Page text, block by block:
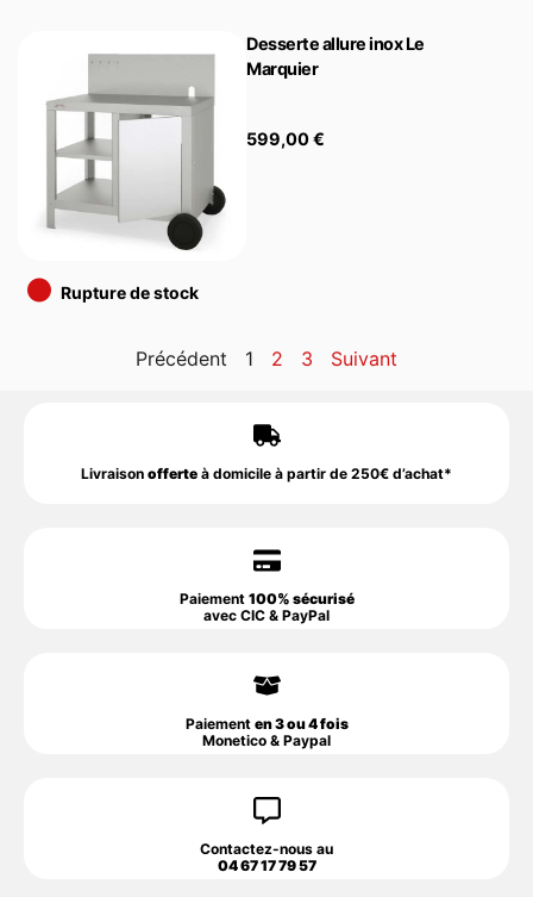
Desserte allure inox Le
Marquier
599,00€
• Rupture de stock
Précédent 1 2 3 Suivant
Livraison offerte à domicile à partir de 250€ d’achat*
Paiement 100% sécurisé
avec CIC & PayPal
Paiement en 3 ou 4 fois
Monetico & Paypal
Contactez-nous au
04 67 17 79 57